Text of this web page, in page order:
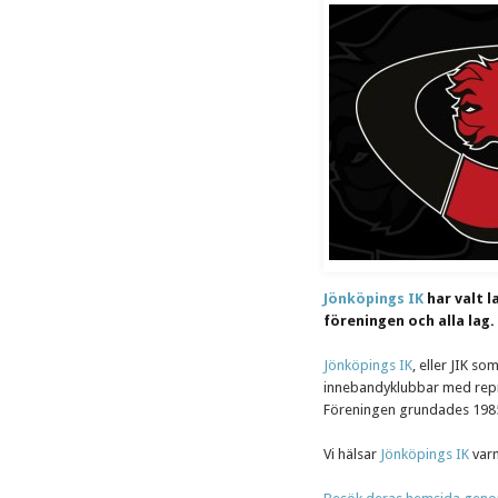
Jönköpings IK har valt
föreningen och alla
Jönköpings IK, eller JIK
innebandyklubbar med
Föreningen grundades
Vi hälsar Jönköpings IK